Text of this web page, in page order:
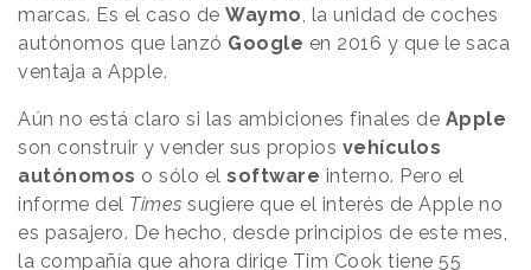
marcas. Es el caso de Waymo, la unidad de coches
autónomos que lanzó Google en 2016 y que le saca
ventaja a Apple.
Aún no está claro si las ambiciones finales de Apple
son construir y vender sus propios vehículos
autónomos o sólo el software interno. Pero el
informe del Times sugiere que el interés de Apple no
es pasajero. De hecho, desde principios de este mes,
la compañía que ahora dirige Tim Cook tiene 55